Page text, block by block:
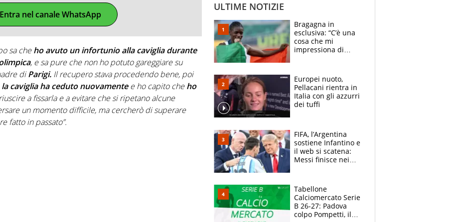
Entra nel canale WhatsApp
sa cheho avuto un infortunio alla caviglia durante
, e sa pure che non ho potuto gareggiare su
diParigi. Il recupero stava procedendo bene, poi
caviglia ha ceduto nuovamentee ho capito cheho
a fissarla e a evitare che si ripetano alcune
un momento difficile, ma cercherò di superare
fatto in passato”.
ULTIME NOTIZIE
Bragagna in
esclusiva: “C’è una
cosa che mi
impressiona di
E svela la sorpresa
agli Europei
Europei nuoto,
Pellacani rientra in
Italia con gli azzurri
dei tuffi
FIFA, l’Argentina
sostiene Infantino e
il web si scatena:
Messi finisce nei
polemiche
Tabellone
Calciomercato Serie
B 26-27: Padova
colpo Pompetti, il